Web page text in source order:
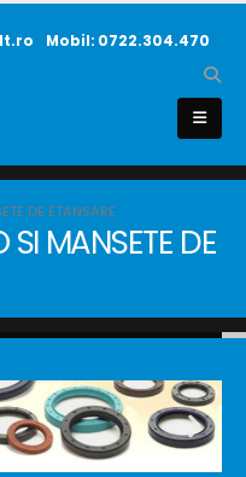
Mobil: 0722.304.470
DE ETANSARE
SI MANSETE DE